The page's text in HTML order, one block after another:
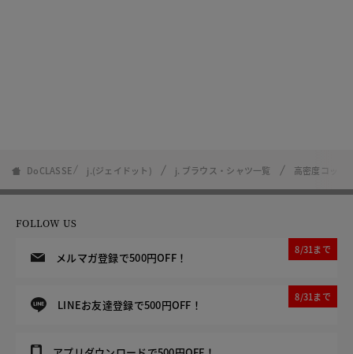
DoCLASSE j.(ジェイドット) j. ブラウス・シャツ一覧 高密度コット
FOLLOW US
メルマガ登録で500円OFF！
8/31まで
LINEお友達登録で500円OFF！
8/31まで